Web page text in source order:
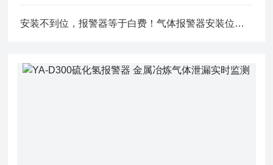
安装不到位，报警器等于白费！气体报警器安装位置指南